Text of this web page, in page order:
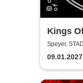
Kings
Tour
Speyer,
09.01.2027